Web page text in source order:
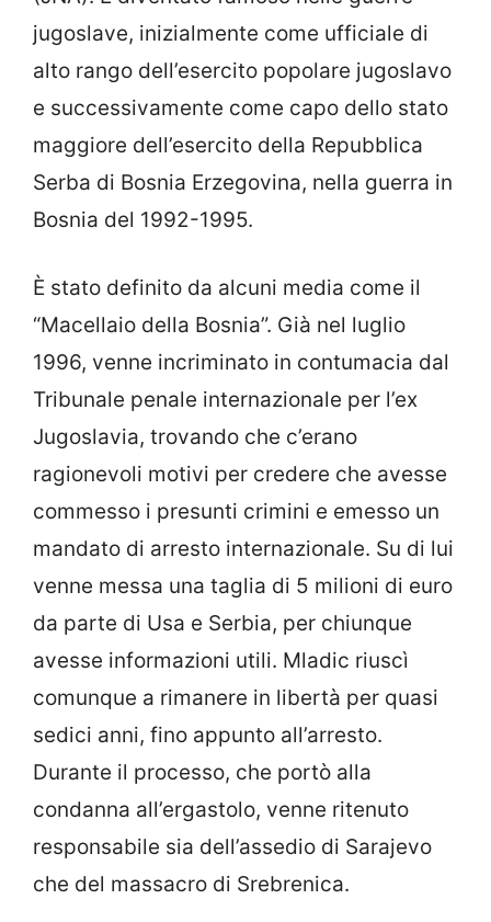
jugoslave, inizialmente come ufficiale di
alto rango dell’esercito popolare jugoslavo
e successivamente come capo dello stato
maggiore dell’esercito della Repubblica
Serba di Bosnia Erzegovina, nella guerra in
Bosnia del 1992-1995.
È stato definito da alcuni media come il
“Macellaio della Bosnia”. Già nel luglio
1996, venne incriminato in contumacia dal
Tribunale penale internazionale per l’ex
Jugoslavia, trovando che c’erano
ragionevoli motivi per credere che avesse
commesso i presunti crimini e emesso un
mandato di arresto internazionale. Su di lui
venne messa una taglia di 5 milioni di euro
da parte di Usa e Serbia, per chiunque
avesse informazioni utili. Mladic riuscì
comunque a rimanere in libertà per quasi
sedici anni, fino appunto all’arresto.
Durante il processo, che portò alla
condanna all’ergastolo, venne ritenuto
responsabile sia dell’assedio di Sarajevo
che del massacro di Srebrenica.